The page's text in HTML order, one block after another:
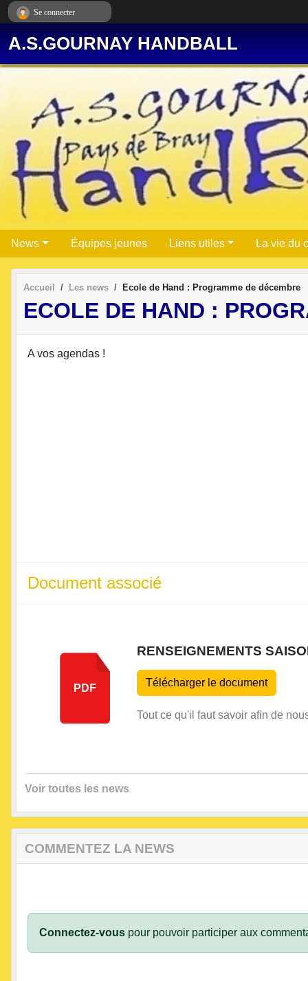
A.S.GOURNAY HANDBALL
News Équipes jeunes Liens utiles La vie du
Accueil Les news Ecole de Hand : Programme de décembre
ECOLE DE HAND :
A vos agendas !
Document associé
PDF
RENSEIGNEMENTS
Télécharger le document
Tout ce qu'il faut savoir afin de
Voir toutes les news
COMMENTEZ LA NEWS
Connectez-vous pour pouvoir participer aux
Se connecter
Panneau de gestion des cookies